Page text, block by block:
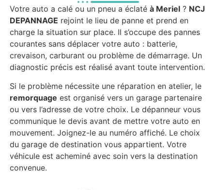
Votre auto a calé ou un pneu a éclaté à Meriel ? NCJ
DEPANNAGE rejoint le lieu de panne et prend en
charge la situation sur place. Il s’occupe des pannes
courantes sans déplacer votre auto : batterie,
crevaison, carburant ou problème de démarrage. Un
diagnostic précis est réalisé avant toute intervention.
Si le problème nécessite une réparation en atelier, le
remorquage est organisé vers un garage partenaire
ou vers l’adresse de votre choix. Le dépanneur vous
communique le devis avant de mettre votre auto en
mouvement. Joignez-le au numéro affiché. Le choix
du garage de destination vous appartient. Votre
véhicule est acheminé avec soin vers la destination
convenue.